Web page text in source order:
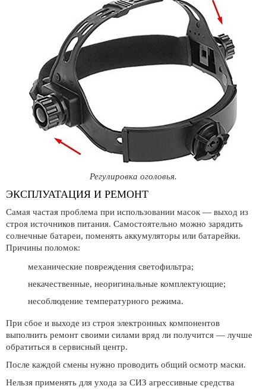
Регулировка оголовья.
ЭКСПЛУАТАЦИЯ И РЕМОНТ
Самая частая проблема при использовании масок — выход из
строя источников питания. Самостоятельно можно зарядить
солнечные батареи, поменять аккумуляторы или батарейки.
Причины поломок:
механические повреждения светофильтра;
некачественные, неоригинальные комплектующие;
несоблюдение температурного режима.
При сбое и выходе из строя электронных компонентов
выполнить ремонт своими силами вряд ли получится — лучше
обратиться в сервисный центр.
После каждой смены нужно проводить общий осмотр маски.
Нельзя применять для ухода за СИЗ агрессивные средства